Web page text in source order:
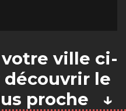
ville ci-
découvrir le
proche ↓